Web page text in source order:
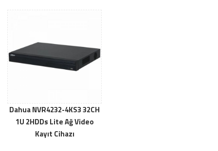
Dahua NVR4232-4KS3 32CH
1U 2HDDs Lite Ağ Video
Kayıt Cihazı